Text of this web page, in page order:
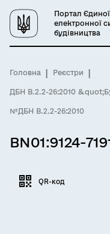
Портал
електронної
будівництва
Головна Реєстри
ДБН В.2.2-26:2010
№ДБН В.2.2-26:2010
BN01:9124-
QR-код